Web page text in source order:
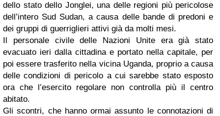
dello stato dello Jonglei, una delle regioni più pericolose
dell’intero Sud Sudan, a causa delle bande di predoni e
dei gruppi di guerriglieri attivi già da molti mesi.
Il personale civile delle Nazioni Unite era già stato
evacuato ieri dalla cittadina e portato nella capitale, per
poi essere trasferito nella vicina Uganda, proprio a causa
delle condizioni di pericolo a cui sarebbe stato esposto
ora che l’esercito regolare non controlla più il centro
abitato.
Gli scontri, che hanno ormai assunto le connotazioni di